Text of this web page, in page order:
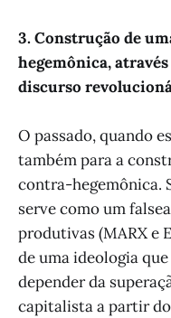
3.Construção de
hegemônica,
discurso
O passado, quando
também para a
contra-hegemônica.
serve como um
produtivas (MARX e
de uma ideologia
depender da
capitalista a partir